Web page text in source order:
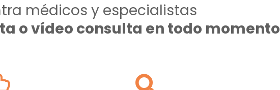
médicos y especialistas
o vídeo consulta en todo momento